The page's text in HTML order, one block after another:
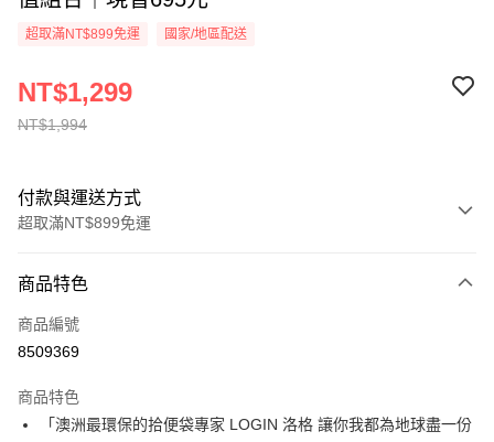
超取滿NT$899免運 國家/地區配送
NT$1,994
NT$1,299
付款與運送方式
超取滿NT$899免運
信用卡一次付款
超商取貨付款
Apple Pay
商品特色
商品編號
8509369
商品特色
「澳洲最環保的拾便袋專家 LOGIN 洛格 讓你我都為地球盡一份